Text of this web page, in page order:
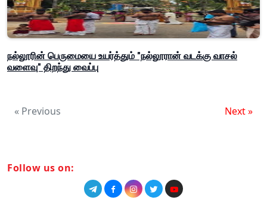
நல்லூரின் பெருமையை உயர்த்தும் "நல்லூரான் வடக்கு வாசல்
வளைவு" திறந்து வைப்பு
« Previous Next »
Follow us on: